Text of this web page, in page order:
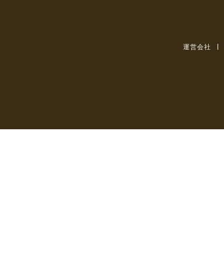
運営会社